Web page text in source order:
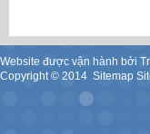
Website được vận hành bởi
Copyright © 2014 Sitemap